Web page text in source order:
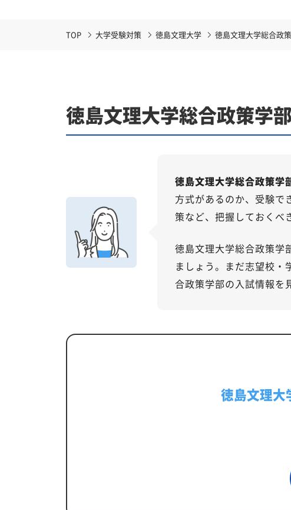
TOP 大学受験対策 徳島文理大学 徳島文理大学総合政
徳島文理大学総合政策学
徳島文理大学総合政策学
方式があるのか、受験で
策など、把握しておくべ
徳島文理大学総合政策学
ましょう。まだ志望校
合政策学部の入試情報を
徳島文理大